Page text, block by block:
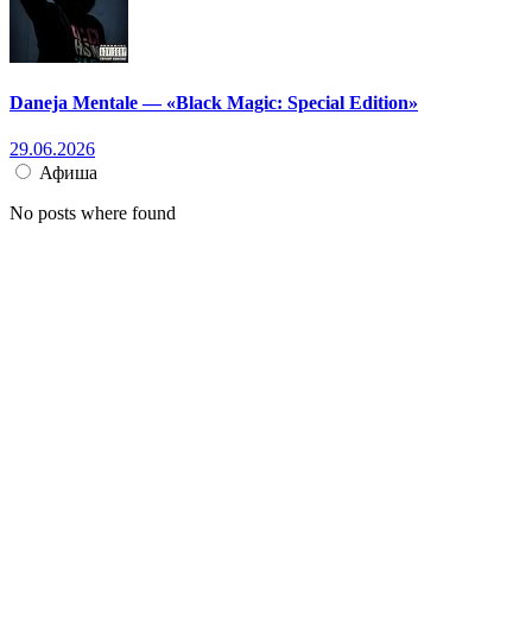
Daneja Mentale — «Black Magic: Special Edition»
29.06.2026
Афиша
No posts where found